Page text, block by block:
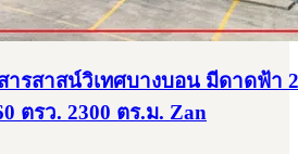
โอ เพชรเกษม 77 ทำเลทอง ใก